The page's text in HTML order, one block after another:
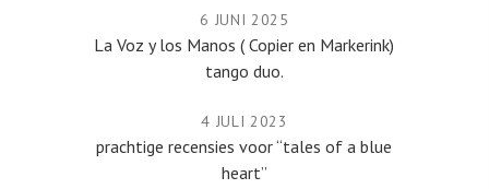
La Voz y los Manos ( Copier en Markerink)
tango duo.
6 JUNI 2025
prachtige recensies voor “tales of a blue
heart”
4 JULI 2023